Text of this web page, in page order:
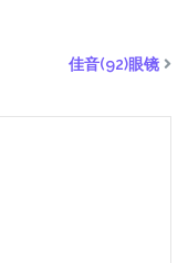
佳音(92)眼镜